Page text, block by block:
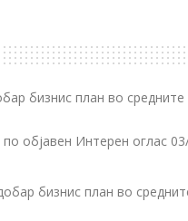
бизнис план во
објавен Интерен оглас
бизнис план во